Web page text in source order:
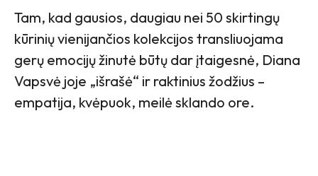
Tam, kad gausios, daugiau nei 50 skirtingų
kūrinių vienijančios kolekcijos transliuojama
gerų emocijų žinutė būtų dar įtaigesnė, Diana
Vapsvė joje „išrašė“ ir raktinius žodžius –
empatija, kvėpuok, meilė sklando ore.